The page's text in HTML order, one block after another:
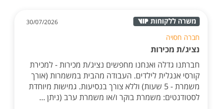
30/07/2026
חברה חסויה
נציג/ת מכירות
חברתנו גדלה ואנחנו מחפשים נציג/ת מכירות - למכירת
קורסי אנגלית לילדים. העבודה מהבית במשמרות (אורך
משמרת - 5 שעות) וללא צורך בנסיעות. גמישות מיוחדת
לסטודנטים: משמרת בוקר ו/או משמרת ערב (ניתן ...